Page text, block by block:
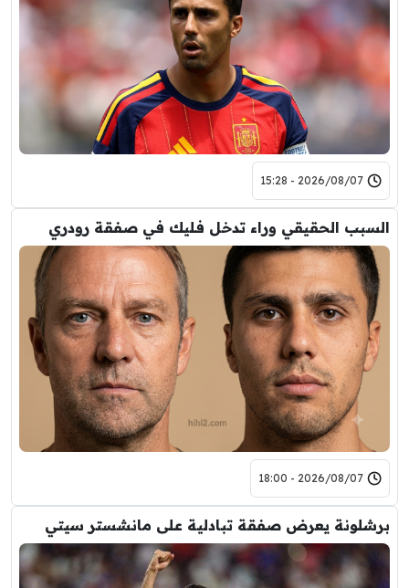
2026/08/07 - 15:28
السبب الحقيقي وراء تدخل فليك في صفقة رودري
2026/08/07 - 18:00
برشلونة يعرض صفقة تبادلية على مانشستر سيتي